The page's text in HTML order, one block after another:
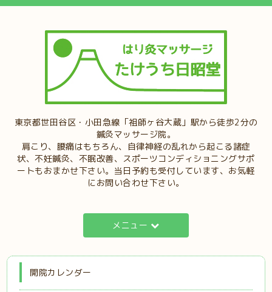
東京都世田谷区・小田急線「祖師ヶ谷大蔵」駅から徒歩2分の
鍼灸マッサージ院。
肩こり、腰痛はもちろん、自律神経の乱れから起こる諸症
状、不妊鍼灸、不眠改善、スポーツコンディショニングサポ
ートもおまかせ下さい。当日予約も受付しています、お気軽
にお問い合わせ下さい。
メニュー
開院カレンダー